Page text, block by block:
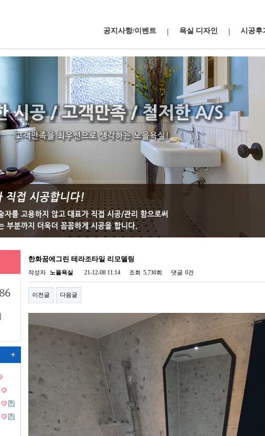
공지사항/이벤트 욕실 디자인 시공후
한화꿈에그린 테라조타일 리모델링
작성자 노을욕실 21-12-08 11:14 조회 5,730회 댓글 0건
이전글 다음글